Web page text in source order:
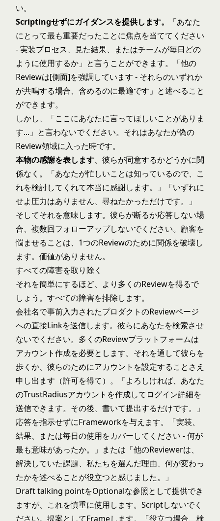
い。
Scriptingせずにガイダンスを提供します。
「あなた
にとって最も重要だったことに焦点を当ててください
- 実装プロセス、見た結果、またはチームが毎日どの
ように使用するか」と言うことができます。「他の
Reviewは[側面]を強調しています - それらのいずれか
が共鳴する場合、含めるのに最適です」と述べること
ができます。
しかし、「ここにあなたに言ってほしいことがありま
す...」と言わないでください。それはあなたが偽の
Review領域に入った時です。
本物の感謝を表します、彼らが同意するかどうかに関
係なく。「あなたが忙しいことは知っているので、こ
れを検討してくれて本当に感謝します。」「いずれに
せよ圧力はありません、尋ねたかっただけです。」
そしてそれを意味します。彼らが断るか応答しない場
合、複数回フォローアップしないでください。顧客を
悩ませることは、1つのReviewのために関係を破壊し
ます。価値がありません。
すべての障害を取り除く
それを簡単にするほど、より多くのReviewを得るで
しょう。すべての障害を排除します。
会社名で事前入力されたプロダクトのReviewページ
への直接Linkを送信します。彼らにあなたを検索させ
ないでください。多くのReviewプラットフォームは
アカウント作成を必要とします。それを通して彼らを
歩くか、彼らのためにアカウントを設定することさえ
申し出ます（許可を得て）。「よろしければ、あなた
のTrustRadiusアカウントを作成してログイン詳細を
送信できます。その後、書いて提出するだけです。」
応答を指示せずにFrameworkを与えます。「実装、
結果、または毎日の使用をカバーしてください - 何が
最も意味があったか。」または「他のReviewerは、
解決していた課題、私たちを選んだ理由、何が変わっ
たかを述べることが役立つと感じました。」
Draft talking pointをOptionalな参照として提供でき
ますが、これを慎重に使用します。Scriptしないでく
ださい。提案としてFrameします。「役立つ場合、検